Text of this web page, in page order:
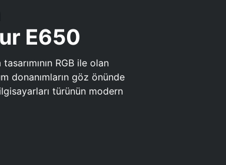
E650
RGB ile olan
donanımların göz önünde
türünün modern